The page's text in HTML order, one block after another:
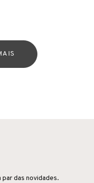
das novidades.